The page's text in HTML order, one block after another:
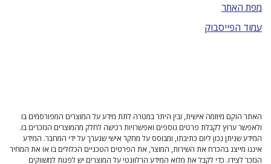
מפת האתר
עמוד הפייסבוק
האתר הוקם מיוזמה אישית, ובין היתר במטרה לתת מידע על המוצרים המפורסמים בו
ולאפשר ערוץ לקבלת פרטים נוספים ואפשרויות רכישה לחלק מהמוצרים הנזכרים בו.
המידע שניתן נכון ליום כתיבתו, ומבוסס על מחקר אישי שנערך על ידי המחבר. המידע
איננו מייצג בהכרח את השירות, המוצר, את הפרטים הטכניים הכלולים בו או את המחיר
הנזכר לצידו. כדי לקבל את מלוא המידע הרלוונטי על המוצרים יש לפנות למשווקים